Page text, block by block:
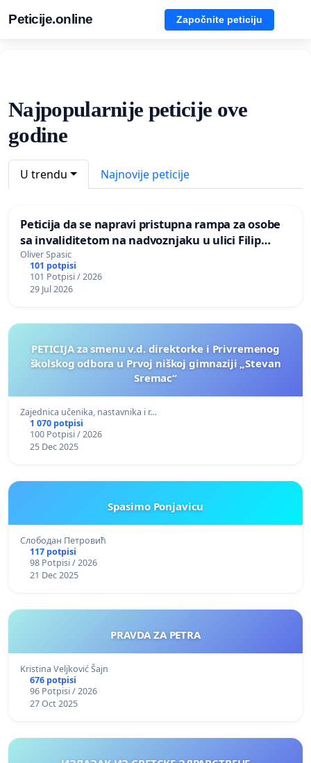
Peticije.online Započnite peticiju
Najpopularnije peticije ove
godine
U trendu Najnovije peticije
Peticija da se napravi pristupna rampa za osobe
sa invaliditetom na nadvoznjaku u ulici Filip
Kljajic u Kragujevcu
Oliver Spasic
101 potpisi
101 Potpisi / 2026
29 Jul 2026
PETICIJA za smenu v.d. direktorke i Privremenog
školskog odbora u Prvoj niškoj gimnaziji „Stevan
Sremac“
Zajednica učenika, nastavnika i r…
1 070 potpisi
100 Potpisi / 2026
25 Dec 2025
Spasimo Ponjavicu
Слободан Петровић
117 potpisi
98 Potpisi / 2026
21 Dec 2025
PRAVDA ZA PETRA
Kristina Veljković Šajn
676 potpisi
96 Potpisi / 2026
27 Oct 2025